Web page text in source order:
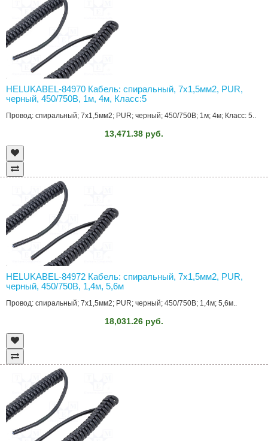
HELUKABEL-84970 Кабель: спиральный, 7x1,5мм2, PUR,
черный, 450/750В, 1м, 4м, Класс:5
Провод: спиральный; 7x1,5мм2; PUR; черный; 450/750В; 1м; 4м; Класс: 5..
13,471.38 руб.
HELUKABEL-84972 Кабель: спиральный, 7x1,5мм2, PUR,
черный, 450/750В, 1,4м, 5,6м
Провод: спиральный; 7x1,5мм2; PUR; черный; 450/750В; 1,4м; 5,6м..
18,031.26 руб.